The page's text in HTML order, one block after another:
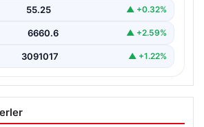
55.25 ▲ +0.32%
6660.6 ▲ +2.59%
3091017 ▲ +1.22%